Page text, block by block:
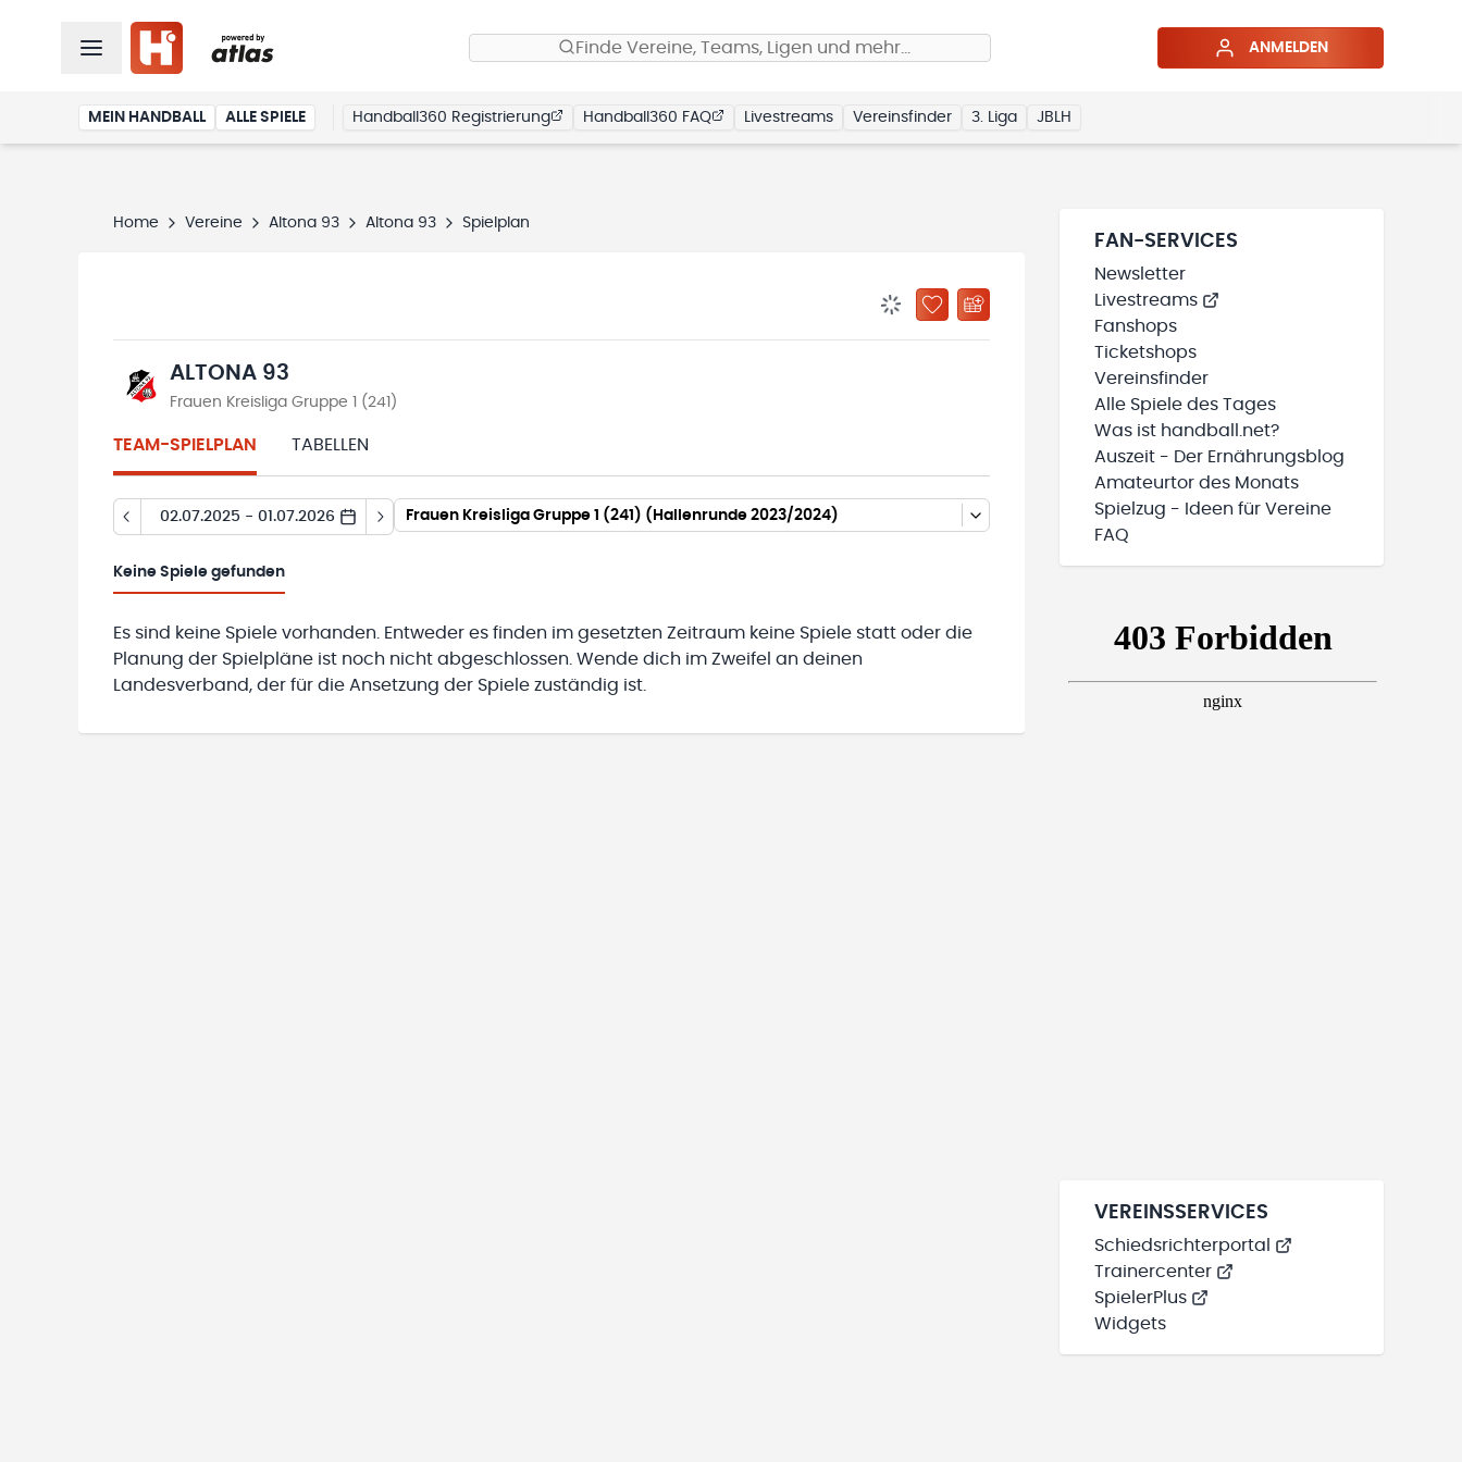
Finde Vereine, Teams, Ligen und mehr… ANMELDEN
MEIN HANDBALL ALLE SPIELE Handball360 Registrierung Handball360 FAQ Livestreams Vereinsfinder 3. Liga JBLH
Home Vereine Altona 93 Altona 93 Spielplan
BENACHRICHTIGUNGSSTATUS WIRD GELADEN
ZU „MEINE TEAMS“ HINZUFÜGEN
ALTONA 93
Frauen Kreisliga Gruppe 1 (241)
TEAM-SPIELPLAN TABELLEN
02.07.2025 - 01.07.2026 Frauen Kreisliga Gruppe 1 (241) (Hallenrunde 2023/2024)
Keine Spiele gefunden
Es sind keine Spiele vorhanden. Entweder es finden im gesetzten Zeitraum keine Spiele statt oder die
Planung der Spielpläne ist noch nicht abgeschlossen. Wende dich im Zweifel an deinen
Landesverband, der für die Ansetzung der Spiele zuständig ist.
FAN-SERVICES
Newsletter
Livestreams
Fanshops
Ticketshops
Vereinsfinder
Alle Spiele des Tages
Was ist handball.net?
Auszeit - Der Ernährungsblog
Amateurtor des Monats
Spielzug - Ideen für Vereine
FAQ
VEREINSSERVICES
Schiedsrichterportal
Trainercenter
SpielerPlus
Widgets